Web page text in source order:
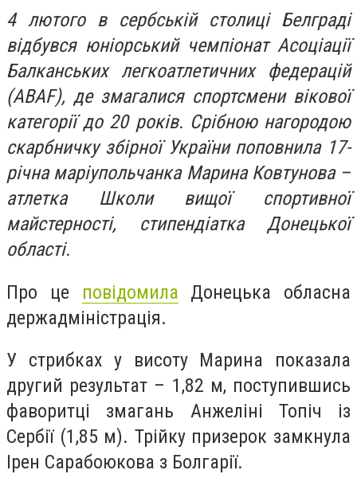
4 лютого в сербській столиці Белграді
відбувся юніорський чемпіонат Асоціації
Балканських легкоатлетичних федерацій
(ABAF), де змагалися спортсмени вікової
категорії до 20 років. Срібною нагородою
скарбничку збірної України поповнила 17-
річна маріупольчанка Марина Ковтунова –
атлетка Школи вищої спортивної
майстерності, стипендіатка Донецької
області.
Про це повідомила Донецька обласна
держадміністрація.
У стрибках у висоту Марина показала
другий результат – 1,82 м, поступившись
фаворитці змагань Анжеліні Топіч із
Сербії (1,85 м). Трійку призерок замкнула
Ірен Сарабоюкова з Болгарії.